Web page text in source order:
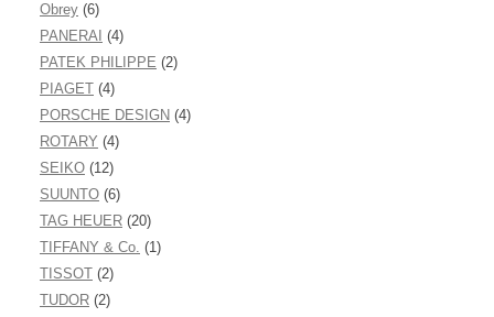
Obrey (6)
PANERAI (4)
PATEK PHILIPPE (2)
PIAGET (4)
PORSCHE DESIGN (4)
ROTARY (4)
SEIKO (12)
SUUNTO (6)
TAG HEUER (20)
TIFFANY & Co. (1)
TISSOT (2)
TUDOR (2)